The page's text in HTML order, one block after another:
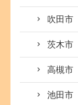
吹田市
茨木市
高槻市
池田市